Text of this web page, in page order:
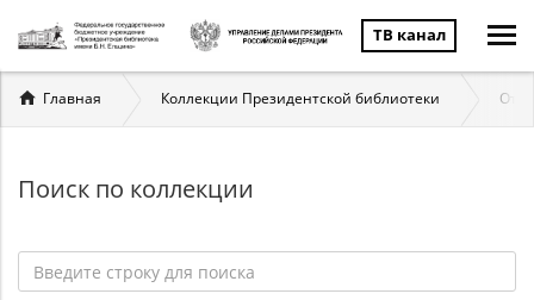
ТВ канал
Вы
здесь
Главная Коллекции Президентской библиотеки
Поиск по коллекции